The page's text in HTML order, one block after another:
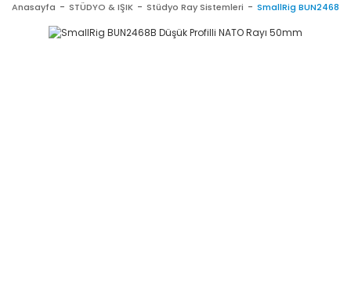
Anasayfa STÜDYO & IŞIK Stüdyo Ray Sistemleri SmallRig BUN2468B